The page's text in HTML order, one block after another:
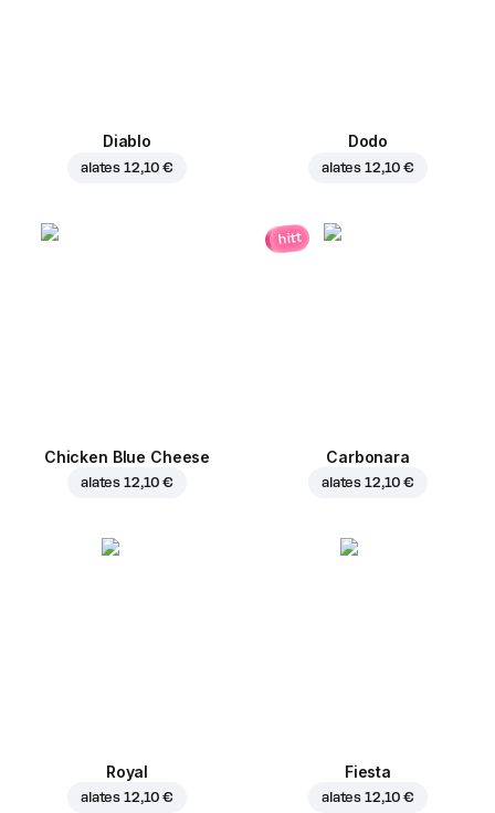
Diablo
alates 12,10 €
Dodo
alates 12,10 €
Chicken Blue Cheese
alates 12,10 €
hitt
Carbonara
alates 12,10 €
Royal
alates 12,10 €
Fiesta
alates 12,10 €